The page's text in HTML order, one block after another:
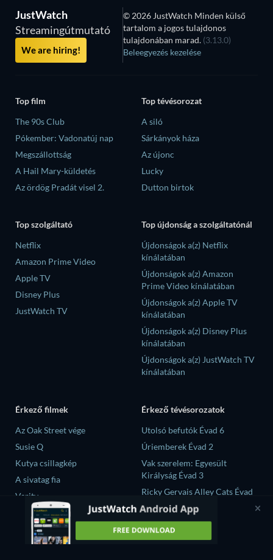
JustWatch
Streamingútmutató
We are hiring!
© 2026 JustWatch Minden külső
tartalom a jogos tulajdonos
tulajdonában marad. (3.13.0)
Beleegyezés kezelése
Top film
The 90s Club
Pókember: Vadonatúj nap
Megszállottság
A Hail Mary-küldetés
Az ördög Pradát visel 2.
Top tévésorozat
A siló
Sárkányok háza
Az újonc
Lucky
Dutton birtok
Top szolgáltató
Netflix
Amazon Prime Video
Apple TV
Disney Plus
JustWatch TV
Top újdonság a szolgáltatónál
Újdonságok a(z) Netflix
kínálatában
Újdonságok a(z) Amazon
Prime Video kínálatában
Újdonságok a(z) Apple TV
kínálatában
Újdonságok a(z) Disney Plus
kínálatában
Újdonságok a(z) JustWatch TV
kínálatában
Érkező filmek
Az Oak Street vége
Susie Q
Kutya csillagkép
A sivatag fia
Verity
Érkező tévésorozatok
Utolsó befutók Évad 6
Úriemberek Évad 2
Vak szerelem: Egyesült
Királyság Évad 3
Ricky Gervais Alley Cats Évad
1
Operation Safed Sagar Évad 1